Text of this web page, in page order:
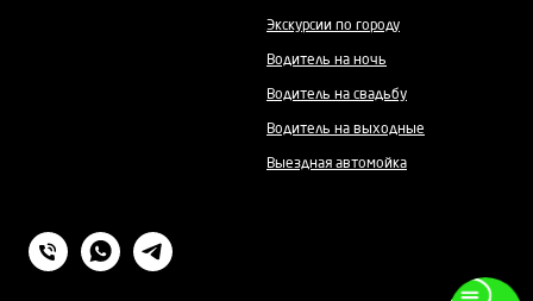
Экскурсии по городу
Водитель на ночь
Водитель на свадьбу
Водитель на выходные
Выездная автомойка